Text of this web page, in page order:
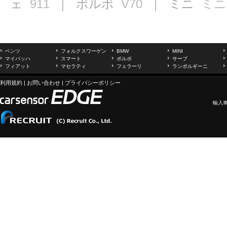
ェ 911 ｜ ボルボ V70 ｜ ミニ ミニ
ベンツ フォルクスワーゲン BMW
MINI
マイバッハ
スマート ボルボ
サーブ
フィアット
マセラティ フェラーリ ランボルギーニ
利用規約 | お問い合わせ | プライバシーポリシー
輸入